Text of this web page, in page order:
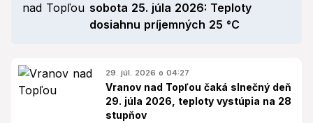
sobota 25. júla 2026: Teploty
dosiahnu príjemných 25 °C
29. júl. 2026 o 04:27
Vranov nad Topľou čaká slnečný deň
29. júla 2026, teploty vystúpia na 28
stupňov